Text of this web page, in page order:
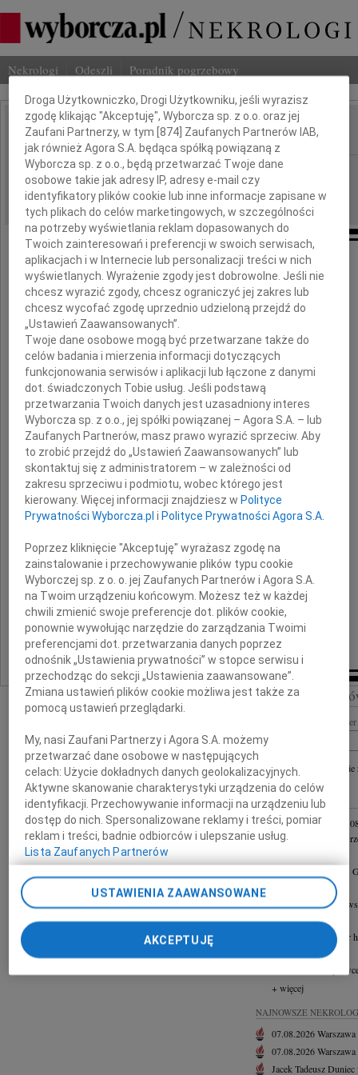
Nekrologi Odeszli Poradnik pogrzebowy
IMIĘ I NAZWISKO:
REGION: Lublin
DATA EMISJI: 30.10.2020
Łącząc się w żałobie i smutku
z Panem Prezesem
Tomaszem Berzyńskim
oraz
Jego Najbliższymi
powodu śmierci
Taty
składamy
najszczersze kondolencje,
zapewniając o naszej pamięci i modlitwie
Koleżanki i Koledzy z TEZET
Szukaj
Imię i nazwisko lub
+
INNE NEKROLOGI
Ewa Staśkiewicz
Panu Profesorowi
Panu dr hab. n. med.
Lublin
Wyrazy głębokiego
31.07.2026Lublin
Naszemu Koledze
Lublin
Panu Jackowi
+ więcej
NAJNOWSZE
07.08.2026Warszawa
07.08.2026Warszawa
Jacek Tadeusz Duniec
Dbamy o Twoją prywatność
Droga Użytkowniczko, Drogi Użytkowniku, jeśli wyrazisz
zgodę klikając "Akceptuję", Wyborcza sp. z o.o. oraz jej
Zaufani Partnerzy, w tym [874 ] Zaufanych Partnerów IAB,
jak również Agora S.A. będąca spółką powiązaną z
Wyborcza sp. z o.o., będą przetwarzać Twoje dane
osobowe takie jak adresy IP, adresy e-mail czy
identyfikatory plików cookie lub inne informacje zapisane w
tych plikach do celów marketingowych, w szczególności
na potrzeby wyświetlania reklam dopasowanych do
Twoich zainteresowań i preferencji w swoich serwisach,
aplikacjach i w Internecie lub personalizacji treści w nich
wyświetlanych. Wyrażenie zgody jest dobrowolne. Jeśli nie
chcesz wyrazić zgody, chcesz ograniczyć jej zakres lub
chcesz wycofać zgodę uprzednio udzieloną przejdź do
„Ustawień Zaawansowanych”.
Twoje dane osobowe mogą być przetwarzane także do
celów badania i mierzenia informacji dotyczących
funkcjonowania serwisów i aplikacji lub łączone z danymi
dot. świadczonych Tobie usług. Jeśli podstawą
przetwarzania Twoich danych jest uzasadniony interes
Wyborcza sp. z o.o., jej spółki powiązanej – Agora S.A. – lub
Zaufanych Partnerów, masz prawo wyrazić sprzeciw. Aby
to zrobić przejdź do „Ustawień Zaawansowanych” lub
skontaktuj się z administratorem – w zależności od
zakresu sprzeciwu i podmiotu, wobec którego jest
kierowany. Więcej informacji znajdziesz w Polityce
Prywatności Wyborcza.pl i Polityce Prywatności Agora S.A.
Poprzez kliknięcie "Akceptuję" wyrażasz zgodę na
zainstalowanie i przechowywanie plików typu cookie
Wyborczej sp. z o. o. jej Zaufanych Partnerów i Agora S.A.
na Twoim urządzeniu końcowym. Możesz też w każdej
chwili zmienić swoje preferencje dot. plików cookie,
ponownie wywołując narzędzie do zarządzania Twoimi
preferencjami dot. przetwarzania danych poprzez
odnośnik „Ustawienia prywatności” w stopce serwisu i
przechodząc do sekcji „Ustawienia zaawansowane”.
Zmiana ustawień plików cookie możliwa jest także za
pomocą ustawień przeglądarki.
My, nasi Zaufani Partnerzy i Agora S.A. możemy
przetwarzać dane osobowe w następujących
celach:Użycie dokładnych danych geolokalizacyjnych.
Aktywne skanowanie charakterystyki urządzenia do celów
identyfikacji. Przechowywanie informacji na urządzeniu lub
dostęp do nich. Spersonalizowane reklamy i treści, pomiar
reklam i treści, badnie odbiorców i ulepszanie usług.
Lista Zaufanych Partnerów
USTAWIENIA ZAAWANSOWANE
AKCEPTUJĘ